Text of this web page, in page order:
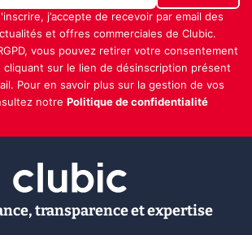
j’accepte de recevoir par email des
et offres commerciales de Clubic.
vous pouvez retirer votre consentement
cliquant sur le lien de désinscription présent
Pour en savoir plus sur la gestion de vos
notre Politique de confidentialité
transparence et expertise